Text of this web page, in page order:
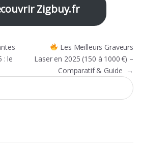
Zigbuy.fr
l’article
: le
Les Meilleurs Graveurs
Laser en 2025 (150 à 1000 €) –
Comparatif & Guide →